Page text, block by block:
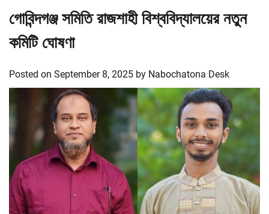
গোবিন্দগঞ্জ সমিতি রাজশাহী বিশ্ববিদ্যালয়ের নতুন
কমিটি ঘোষণা
Posted on September 8, 2025 by Nabochatona Desk